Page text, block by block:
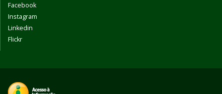
Facebook
Instagram
Linkedin
Flickr